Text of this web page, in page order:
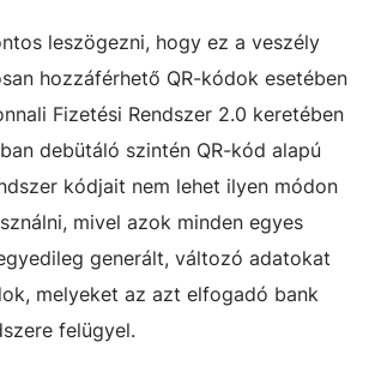
leszögezni, hogy ez a veszély
hozzáférhető QR-kódok esetében
Fizetési Rendszer 2.0 keretében
debütáló szintén QR-kód alapú
kódjait nem lehet ilyen módon
mivel azok minden egyes
generált, változó adatokat
melyeket az azt elfogadó bank
felügyel.